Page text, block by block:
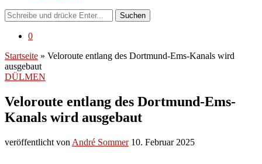
Suchen
0
Startseite » Veloroute entlang des Dortmund-Ems-Kanals wird
ausgebaut
DÜLMEN
Veloroute entlang des Dortmund-Ems-
Kanals wird ausgebaut
veröffentlicht von André Sommer 10. Februar 2025